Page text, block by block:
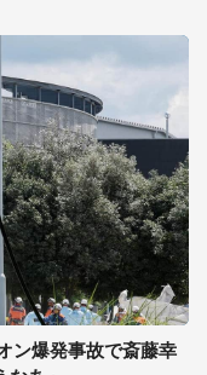
ン爆発事故で斎藤幸